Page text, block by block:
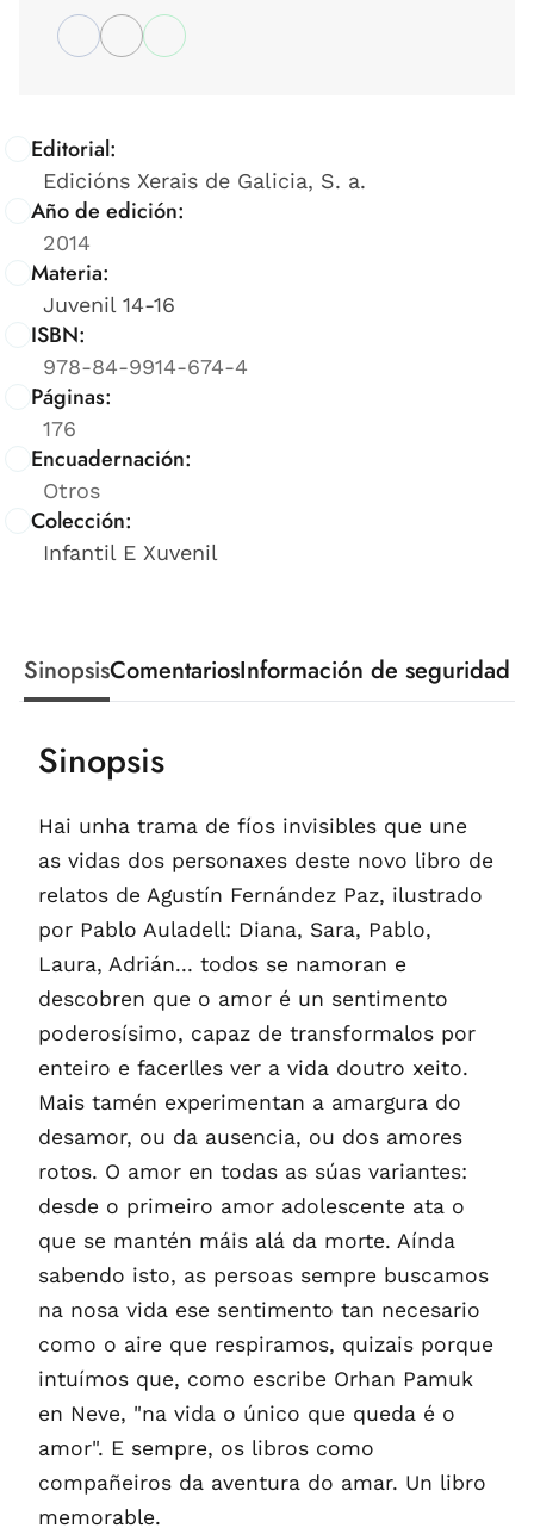
Editorial:
Edicións Xerais de Galicia, S. a.
Año de edición:
2014
Materia:
Juvenil 14-16
ISBN:
978-84-9914-674-4
Páginas:
176
Encuadernación:
Otros
Colección:
Infantil E Xuvenil
SinopsisComentariosInformación de seguridad
Sinopsis
Hai unha trama de fíos invisibles que une
as vidas dos personaxes deste novo libro de
relatos de Agustín Fernández Paz, ilustrado
por Pablo Auladell: Diana, Sara, Pablo,
Laura, Adrián... todos se namoran e
descobren que o amor é un sentimento
poderosísimo, capaz de transformalos por
enteiro e facerlles ver a vida doutro xeito.
Mais tamén experimentan a amargura do
desamor, ou da ausencia, ou dos amores
rotos. O amor en todas as súas variantes:
desde o primeiro amor adolescente ata o
que se mantén máis alá da morte. Aínda
sabendo isto, as persoas sempre buscamos
na nosa vida ese sentimento tan necesario
como o aire que respiramos, quizais porque
intuímos que, como escribe Orhan Pamuk
en Neve, "na vida o único que queda é o
amor". E sempre, os libros como
compañeiros da aventura do amar. Un libro
memorable.